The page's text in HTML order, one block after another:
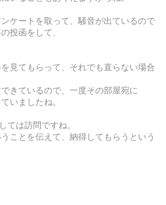
ケートを取って、騒音が出ているので
投函をして、
見てもらって、それでも直らない場合
きているので、一度その部屋宛に
いましたね。
ては訪問ですね。
ことを伝えて、納得してもらうという